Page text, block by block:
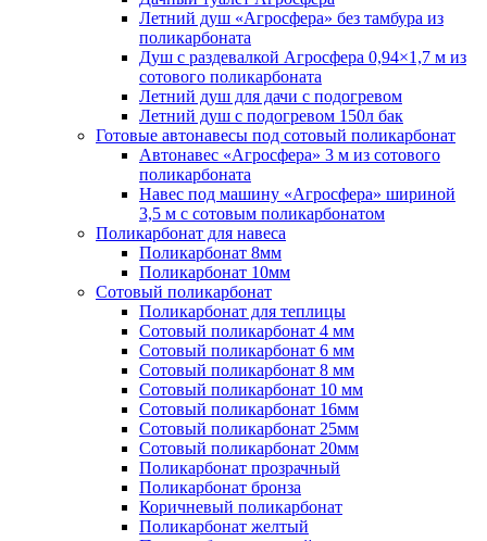
Летний душ «Агросфера» без тамбура из
поликарбоната
Душ с раздевалкой Агросфера 0,94×1,7 м из
сотового поликарбоната
Летний душ для дачи с подогревом
Летний душ с подогревом 150л бак
Готовые автонавесы под сотовый поликарбонат
Автонавес «Агросфера» 3 м из сотового
поликарбоната
Навес под машину «Агросфера» шириной
3,5 м с сотовым поликарбонатом
Поликарбонат для навеса
Поликарбонат 8мм
Поликарбонат 10мм
Сотовый поликарбонат
Поликарбонат для теплицы
Сотовый поликарбонат 4 мм
Сотовый поликарбонат 6 мм
Сотовый поликарбонат 8 мм
Сотовый поликарбонат 10 мм
Сотовый поликарбонат 16мм
Сотовый поликарбонат 25мм
Сотовый поликарбонат 20мм
Поликарбонат прозрачный
Поликарбонат бронза
Коричневый поликарбонат
Поликарбонат желтый